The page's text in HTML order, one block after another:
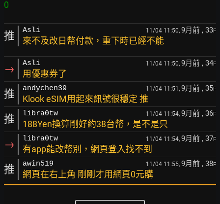
推 Asli 11/04 11:50, 9月前 , 33F
來不及改日幣付款，重下時已經不能
→ Asli 11/04 11:50, 9月前 , 34F
用優惠券了
推 andychen39 11/04 11:51, 9月前 , 35F
Klook eSIM用起來訊號很穩定 推
推 libra0tw 11/04 11:54, 9月前 , 36F
188Yen換算剛好約38台幣，是不是只
→ libra0tw 11/04 11:54, 9月前 , 37F
有app能改幣別，網頁登入找不到
推 awin519 11/04 11:55, 9月前 , 38F
網頁在右上角 剛剛才用網頁0元購